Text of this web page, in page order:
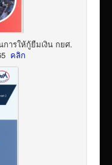
การให้กู้ยืมเงิน กยศ.
คลิก